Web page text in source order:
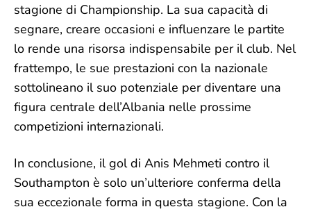
stagione di Championship. La sua capacità di
segnare, creare occasioni e influenzare le partite
lo rende una risorsa indispensabile per il club. Nel
frattempo, le sue prestazioni con la nazionale
sottolineano il suo potenziale per diventare una
figura centrale dell’Albania nelle prossime
competizioni internazionali.
In conclusione, il gol di Anis Mehmeti contro il
Southampton è solo un’ulteriore conferma della
sua eccezionale forma in questa stagione. Con la